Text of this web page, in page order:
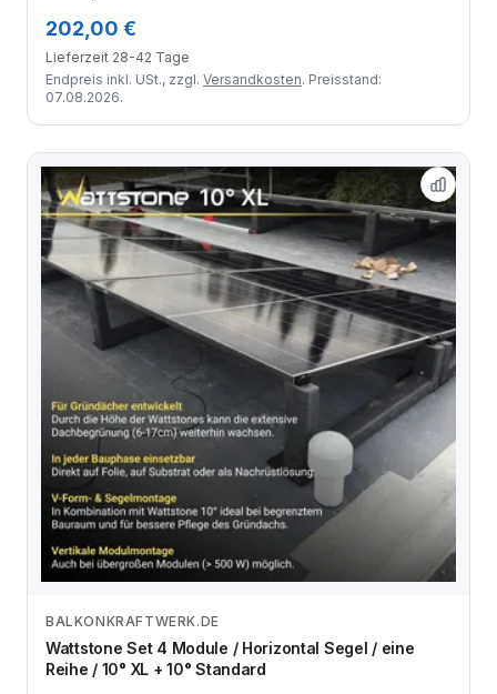
202,00 €
Lieferzeit 28-42 Tage
Endpreis inkl. USt., zzgl. Versandkosten. Preisstand:
07.08.2026.
Zum Angebot
BALKONKRAFTWERK.DE
Wattstone Set 4 Module / Horizontal Segel / eine
Reihe / 10° XL + 10° Standard